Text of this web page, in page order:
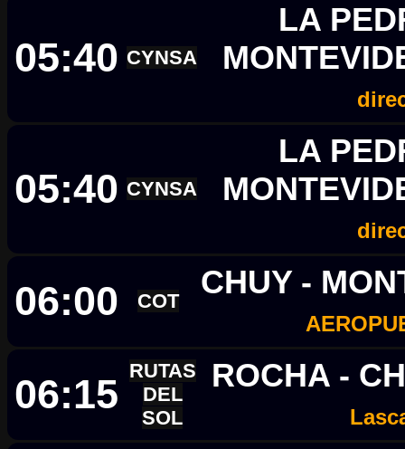
05:40 CYNSA
LA
05:40 CYNSA
LA
06:00 COT
CHUY -
06:15
RUTAS
DEL
SOL
ROCHA -